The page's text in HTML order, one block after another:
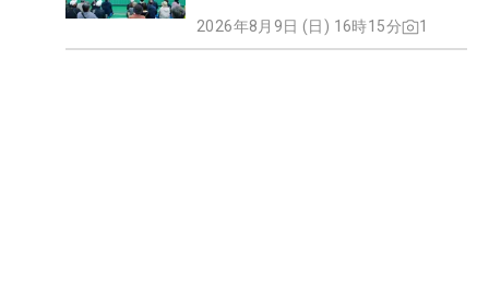
2026年8月9日 (日) 16時15分 1